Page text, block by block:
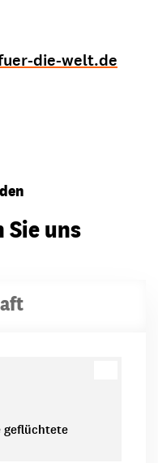
die-welt.de
uns
geflüchtete